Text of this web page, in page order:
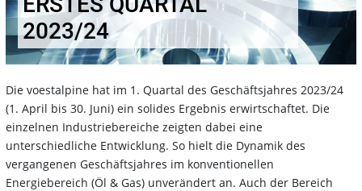
2023/24
Die voestalpine hat im 1. Quartal des Geschäftsjahres 2023/24
(1. April bis 30. Juni) ein solides Ergebnis erwirtschaftet. Die
einzelnen Industriebereiche zeigten dabei eine
unterschiedliche Entwicklung. So hielt die Dynamik des
vergangenen Geschäftsjahres im konventionellen
Energiebereich (Öl & Gas) unverändert an. Auch der Bereich